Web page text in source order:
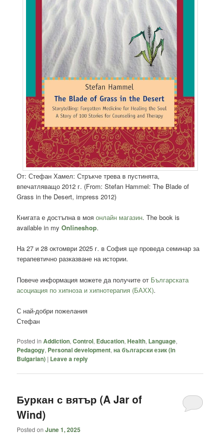
От: Стефан Хамел: Стръкче трева в пустинята,
впечатляващо 2012 г. (From: Stefan Hammel: The Blade of
Grass in the Desert, impress 2012)
Книгата е достъпна в мояонлайн магазин. The book is
available in myOnlineshop.
На 27 и 28 октомври 2025 г. в София ще проведа семинар за
терапевтично разказване на истории.
Повече информация можете да получите от Българската
асоциация по хипноза и хипнотерапия (БАХХ).
С най-добри пожелания
Стефан
Posted in Addiction,Control, Education,Health, Language,
Pedagogy, Personal development,на български език (in
Bulgarian) | Leave a reply
Буркан с вятър (A Jar of
Wind)
Posted onJune 1, 2025